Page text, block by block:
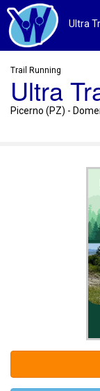
Trail Running
Ultra
Picerno (PZ) -